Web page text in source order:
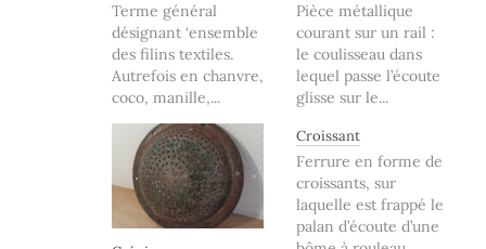
Terme général
désignant ‘ensemble
des filins textiles.
Autrefois en chanvre,
coco, manille,...
Pièce métallique
courant sur un rail :
le coulisseau dans
lequel passe l’écoute
glisse sur le...
Croissant
Ferrure en forme de
croissants, sur
laquelle est frappé le
palan d’écoute d’une